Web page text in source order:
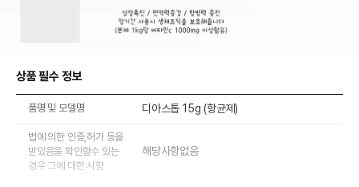
상품 필수 정보
품명 및 모델명 디아스톱 15g (항균제)
법에 의한 인증,허가 등을
받았음을 확인할수 있는
경우 그에 대한 사항
해당사항없음